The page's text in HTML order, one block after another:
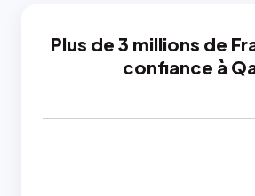
Plus de 3 millions de
confiance à